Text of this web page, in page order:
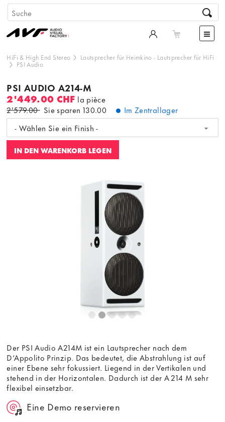
HiFi & High End Stereo Lautsprecher für Heimkino - Lautsprecher für HiFi
PSI Audio
PSI AUDIO A214-M
2'449.00 CHF la pièce
2'579.00 Sie sparen 130.00
Im Zentrallager
- Wählen Sie ein Finish -
IN DEN WARENKORB LEGEN
Dieser Inhalt wird von einer dritten Partei gehostet. Durch
die Anzeige des externen Inhalts akzeptieren Sie die
Bedingungen
von youtube.com.
Frag nicht mehr
Der PSI Audio A214M ist ein Lautsprecher nach dem
D‘Appolito Prinzip. Das bedeutet, die Abstrahlung ist auf
einer Ebene sehr fokussiert. Liegend in der Vertikalen und
stehend in der Horizontalen. Dadurch ist der A 214 M sehr
flexibel einsetzbar.
Eine Demo reservieren